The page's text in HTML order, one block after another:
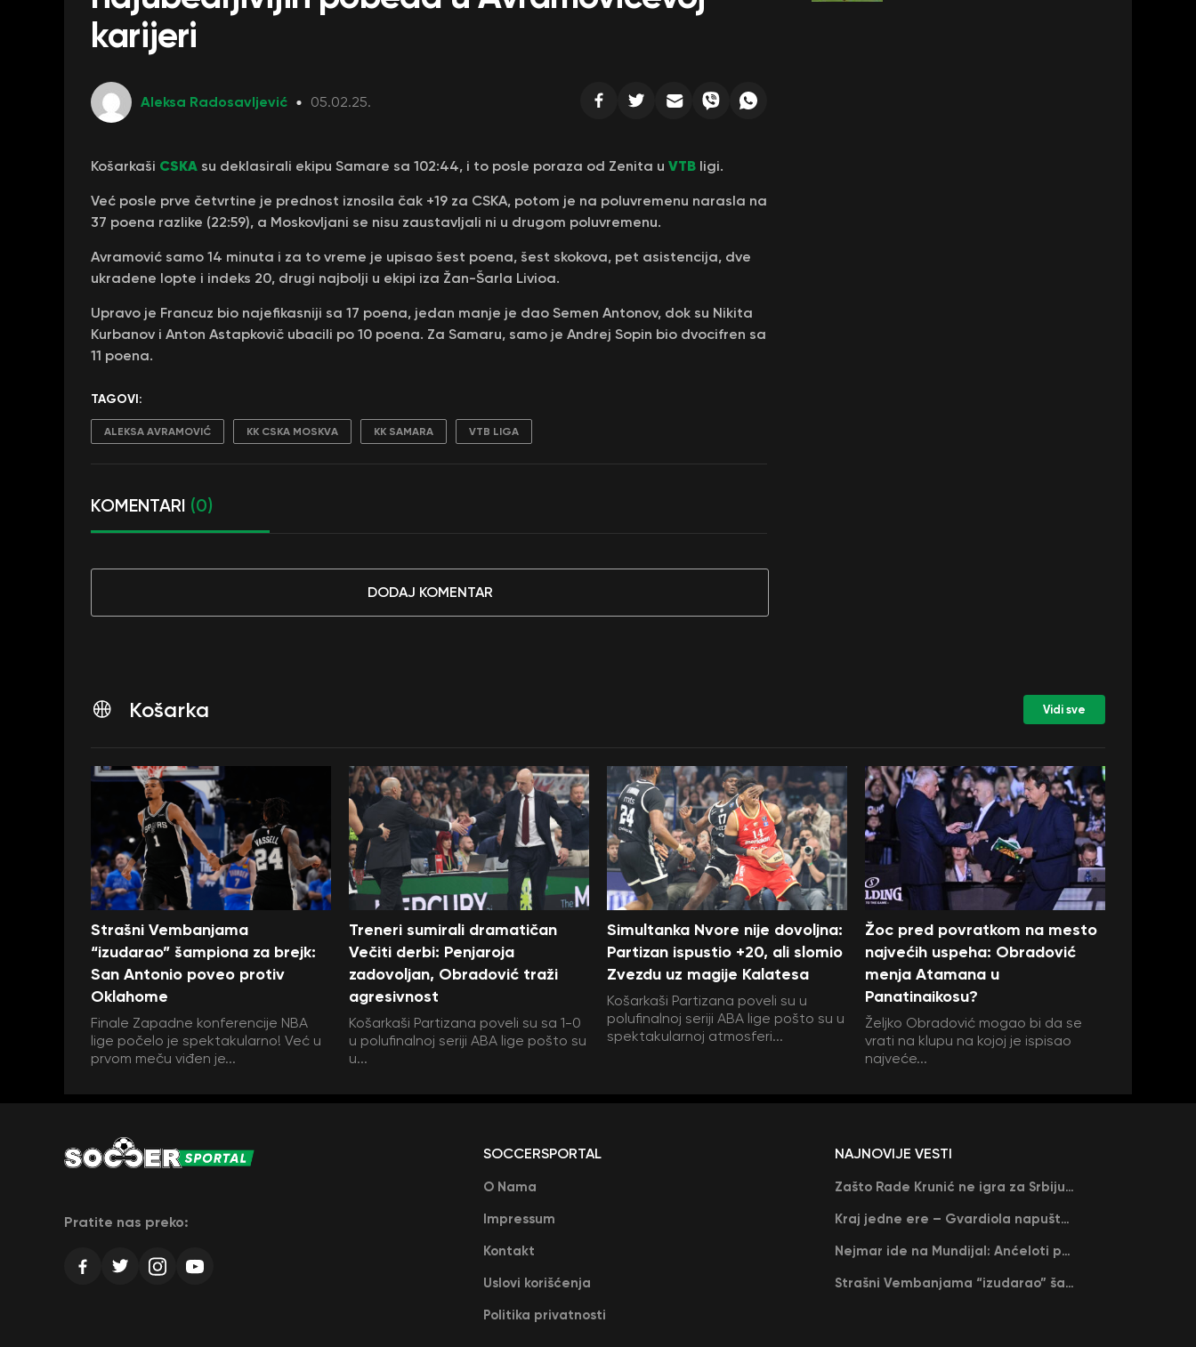
karijeri
Aleksa Radosavljević 05.02.25.
Košarkaši CSKA su deklasirali ekipu Samare sa 102:44, i to posle poraza od Zenita u VTB ligi.
Već posle prve četvrtine je prednost iznosila čak +19 za CSKA, potom je na poluvremenu narasla na
37 poena razlike (22:59), a Moskovljani se nisu zaustavljali ni u drugom poluvremenu.
Avramović samo 14 minuta i za to vreme je upisao šest poena, šest skokova, pet asistencija, dve
ukradene lopte i indeks 20, drugi najbolji u ekipi iza Žan-Šarla Livioa.
Upravo je Francuz bio najefikasniji sa 17 poena, jedan manje je dao Semen Antonov, dok su Nikita
Kurbanov i Anton Astapkovič ubacili po 10 poena. Za Samaru, samo je Andrej Sopin bio dvocifren sa
11 poena.
TAGOVI:
ALEKSA AVRAMOVIĆ KK CSKA MOSKVA KK SAMARA VTB LIGA
KOMENTARI (0)
DODAJ KOMENTAR
Košarka Vidi sve
Strašni Vembanjama
“izudarao” šampiona za brejk:
San Antonio poveo protiv
Oklahome
Finale Zapadne konferencije NBA
lige počelo je spektakularno! Već u
prvom meču viđen je...
Treneri sumirali dramatičan
Večiti derbi: Penjaroja
zadovoljan, Obradović traži
agresivnost
Košarkaši Partizana poveli su sa 1-0
u polufinalnoj seriji ABA lige pošto su
u...
Simultanka Nvore nije dovoljna:
Partizan ispustio +20, ali slomio
Zvezdu uz magije Kalatesa
Košarkaši Partizana poveli su u
polufinalnoj seriji ABA lige pošto su u
spektakularnoj atmosferi...
Žoc pred povratkom na mesto
najvećih uspeha: Obradović
menja Atamana u
Panatinaikosu?
Željko Obradović mogao bi da se
vrati na klupu na kojoj je ispisao
najveće...
Pratite nas preko:
SOCCERSPORTAL
O Nama
Impressum
Kontakt
Uslovi korišćenja
Politika privatnosti
NAJNOVIJE VESTI
Zašto Rade Krunić ne igra za Srbiju? “Iako su mi obećali, niko me nije zvao…”
Kraj jedne ere – Gvardiola napušta Siti na kraju sezone, menja ga njegov nekadašnji rival
Nejmar ide na Mundijal: Anćeloti pročitao njegovo ime, Brazil u delirijumu (VIDEO)
Strašni Vembanjama “izudarao” šampiona za brejk: San Antonio poveo protiv Oklahome